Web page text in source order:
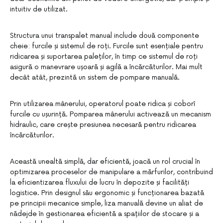
intuitiv de utilizat.
Structura unui transpalet manual include două componente
cheie: furcile și sistemul de roți. Furcile sunt esențiale pentru
ridicarea și suportarea paleților, în timp ce sistemul de roți
asigură o manevrare ușoară și agilă a încărcăturilor. Mai mult
decât atât, prezintă un sistem de pompare manuală.
Prin utilizarea mânerului, operatorul poate ridica și coborî
furcile cu ușurință. Pomparea mânerului activează un mecanism
hidraulic, care crește presiunea necesară pentru ridicarea
încărcăturilor.
Această unealtă simplă, dar eficientă, joacă un rol crucial în
optimizarea proceselor de manipulare a mărfurilor, contribuind
la eficientizarea fluxului de lucru în depozite și facilități
logistice. Prin designul său ergonomic și funcționarea bazată
pe principii mecanice simple, liza manuală devine un aliat de
nădejde în gestionarea eficientă a spațiilor de stocare și a